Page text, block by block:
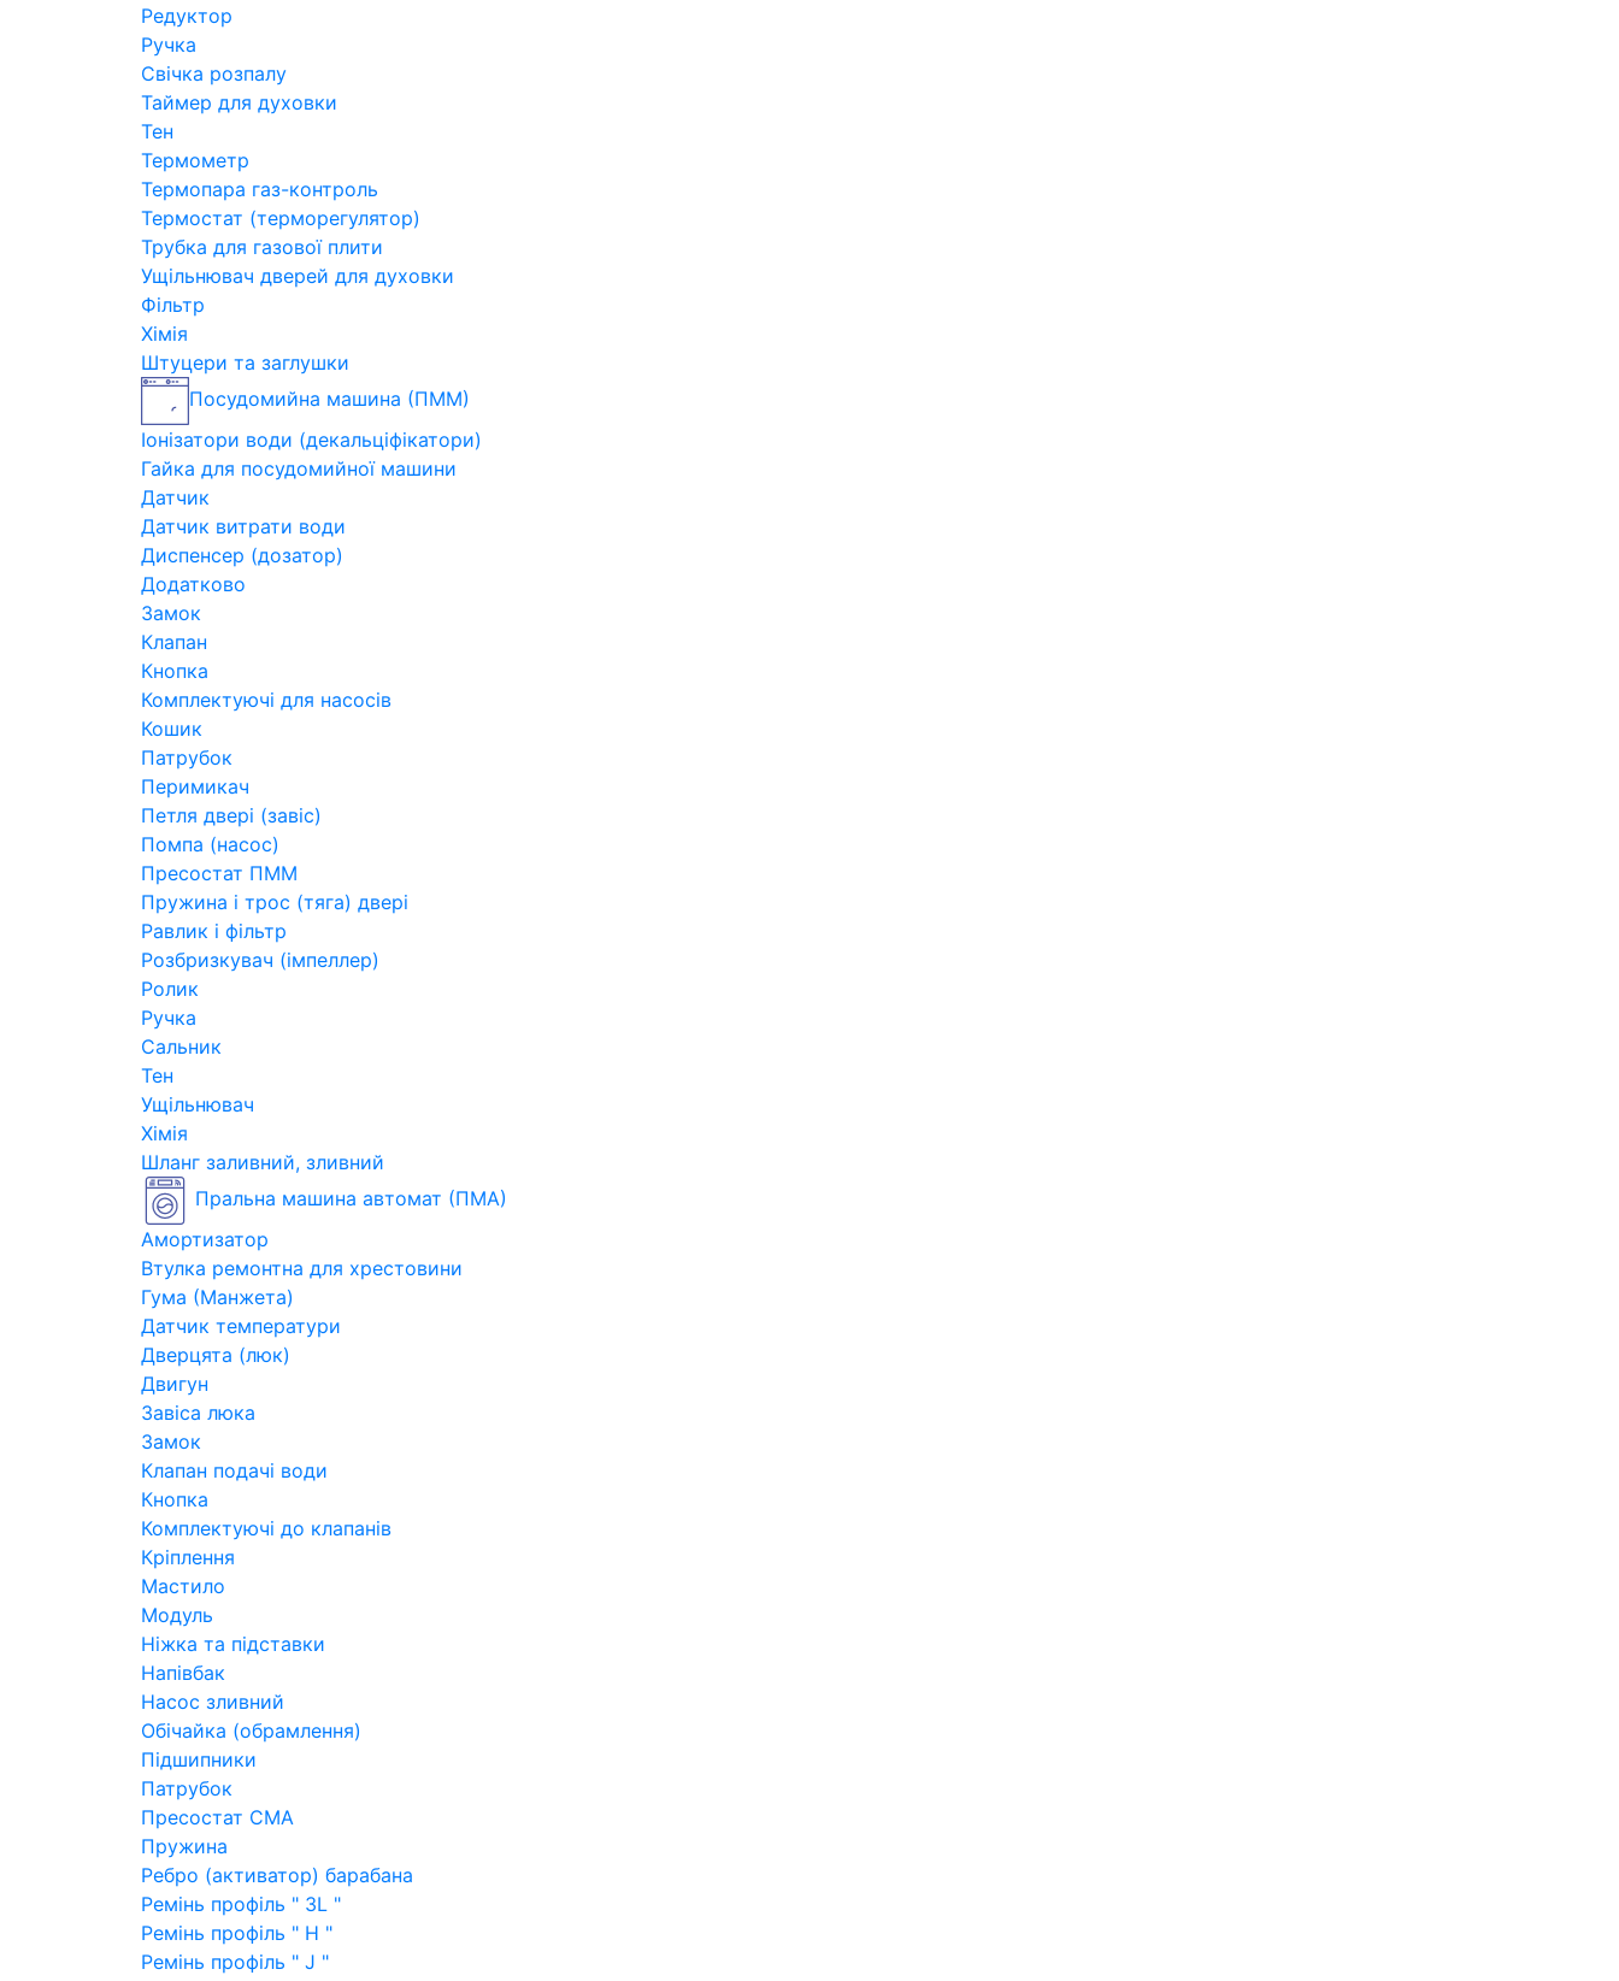
Редуктор
Ручка
Свічка розпалу
Таймер для духовки
Тен
Термометр
Термопара газ-контроль
Термостат (терморегулятор)
Трубка для газової плити
Ущільнювач дверей для духовки
Фільтр
Хімія
Штуцери та заглушки
Посудомийна машина (ПММ)
Іонізатори води (декальціфікатори)
Гайка для посудомийної машини
Датчик
Датчик витрати води
Диспенсер (дозатор)
Додатково
Замок
Клапан
Кнопка
Комплектуючі для насосів
Кошик
Патрубок
Перимикач
Петля двері (завіс)
Помпа (насос)
Пресостат ПММ
Пружина і трос (тяга) двері
Равлик і фільтр
Розбризкувач (імпеллер)
Ролик
Ручка
Сальник
Тен
Ущільнювач
Хімія
Шланг заливний, зливний
Пральна машина автомат (ПМА)
Амортизатор
Втулка ремонтна для хрестовини
Гума (Манжета)
Датчик температури
Дверцята (люк)
Двигун
Завіса люка
Замок
Клапан подачі води
Кнопка
Комплектуючі до клапанів
Кріплення
Мастило
Модуль
Ніжка та підставки
Напівбак
Насос зливний
Обічайка (обрамлення)
Підшипники
Патрубок
Пресостат СМА
Пружина
Ребро (активатор) барабана
Ремінь профіль " 3L "
Ремінь профіль " H "
Ремінь профіль " J "